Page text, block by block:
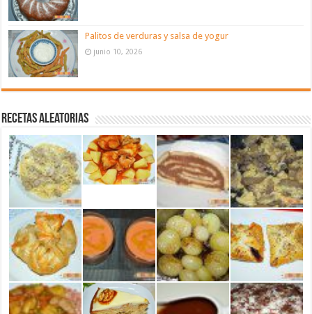
Palitos de verduras y salsa de yogur
junio 10, 2026
Recetas aleatorias